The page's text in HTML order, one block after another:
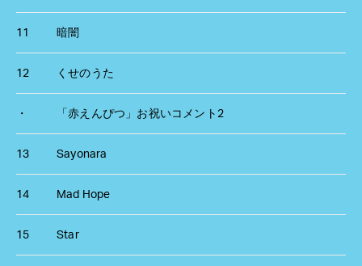
11 暗闇
12 くせのうた
・ 「赤えんぴつ」お祝いコメント2
13 Sayonara
14 Mad Hope
15 Star